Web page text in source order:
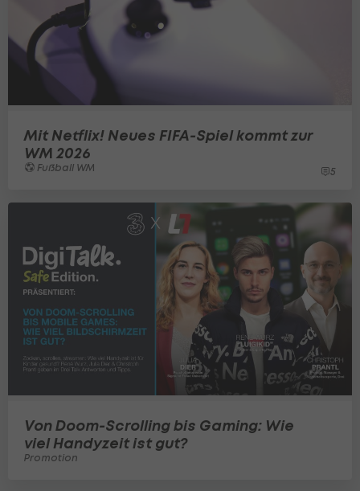
Mit Netflix! Neues FIFA-Spiel kommt zur
WM 2026
Fußball WM 5
Von Doom-Scrolling bis Gaming: Wie
viel Handyzeit ist gut?
Promotion